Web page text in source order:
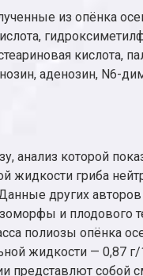
из опёнка
кислота,
аденозин, N6-
которой
жидкости гриба
других
и плодового
полиозы опёнка
жидкости — 0,87
представлют